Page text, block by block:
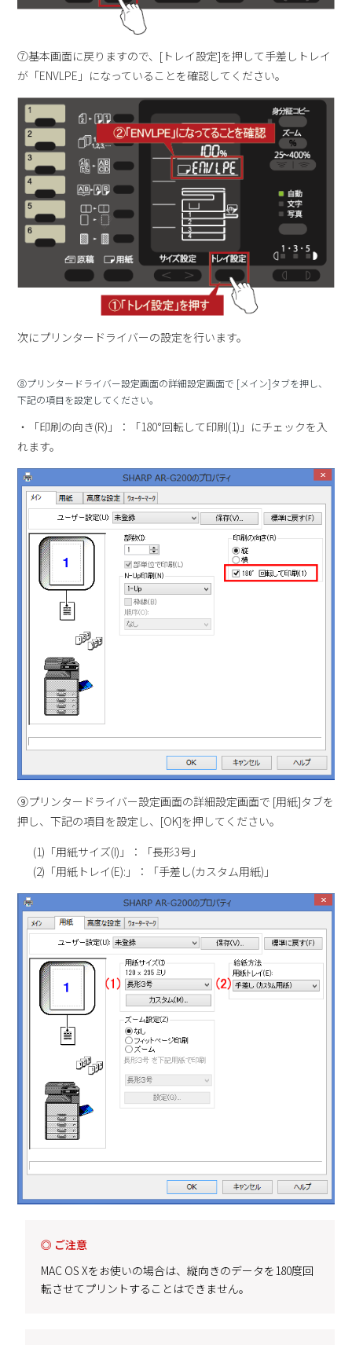
⑦基本画面に戻りますので、[トレイ設定]を押して手差しトレイ
が「ENVLPE」になっていることを確認してください。
次にプリンタードライバーの設定を行います。
⑧プリンタードライバー設定画面の詳細設定画面で [メイン]タブを押し、
下記の項目を設定してください。
・「印刷の向き(R)」：「180°回転して印刷(1)」にチェックを入
れます。
⑨プリンタードライバー設定画面の詳細設定画面で [用紙]タブを
押し、下記の項目を設定し、[OK]を押してください。
(1)「用紙サイズ(I)」：「長形3号」
(2)「用紙トレイ(E):」：「手差し(カスタム用紙)」
◎ ご注意
MAC OS Xをお使いの場合は、縦向きのデータを180度回
転させてプリントすることはできません。